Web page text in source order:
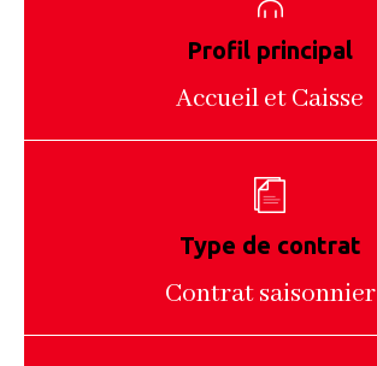
Profil principal
Accueil et Caisse
Type de contrat
Contrat saisonnier